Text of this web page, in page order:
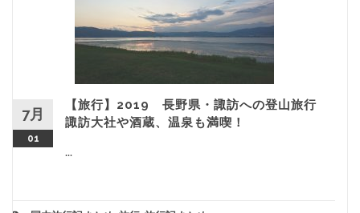
7月
01
【旅行】2019 長野県・諏訪への登山旅行
諏訪大社や酒蔵、温泉も満喫！
...